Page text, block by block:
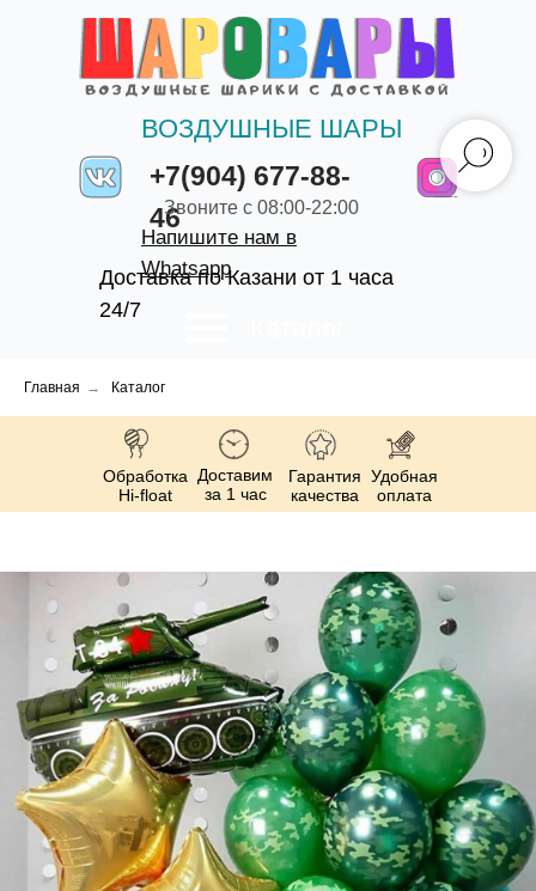
+7(904) 677-88-
46
ВОЗДУШНЫЕ ШАРЫ
Доставка по Казани от 1 часа
24/7
Звоните с 08:00-22:00
Напишите нам в
Whatsapp
Главная → Каталог
Обработка
Hi-float
Доставим
за 1 час
Гарантия
качества
Удобная
оплата